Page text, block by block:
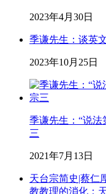
2023年4月30日
季谦先生：谈英
2023年10月25日
季谦先生：“说
三
2021年7月13日
天台宗简史|蔡仁
教教理的消化：